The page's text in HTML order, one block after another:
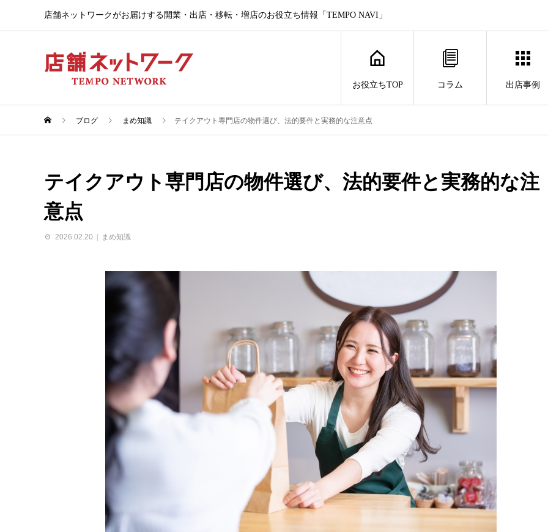
店舗ネットワークがお届けする開業・出店・移転・増店のお役立ち情報「TEMPO NAVI」
お役立ちTOP コラム 出店事例
ブログ まめ知識 テイクアウト専門店の物件選び、法的要件と実務的な注意点
テイクアウト専門店の物件選び、法的要件と実務的な注
意点
2026.02.20 まめ知識